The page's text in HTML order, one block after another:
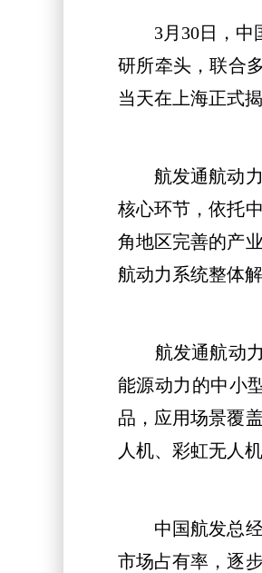
3月30日，中国
研所牵头，联合
当天在上海正式
航发通航动力
核心环节，依托
角地区完善的产
航动力系统整体
航发通航动力
能源动力的中小
品，应用场景覆
人机、彩虹无人
中国航发总经
市场占有率，逐